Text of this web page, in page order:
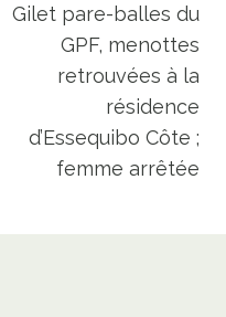
Gilet pare-balles du
GPF, menottes
retrouvées à la
résidence
d’Essequibo Côte ;
femme arrêtée